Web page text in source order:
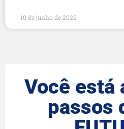
10 de junho de 2026
Você está
passos